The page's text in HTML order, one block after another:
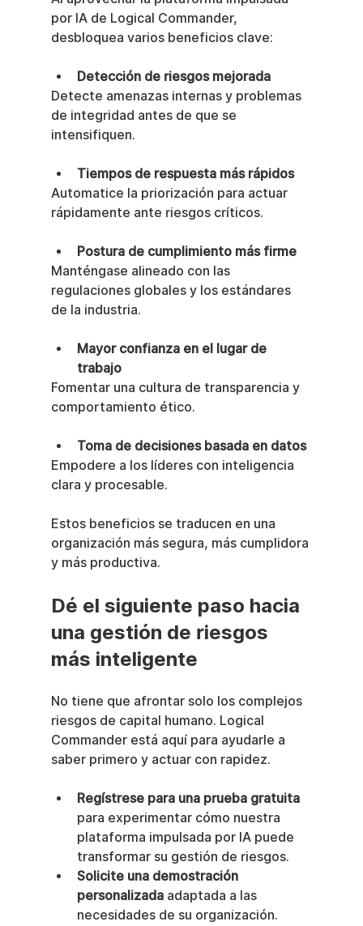
por IA de Logical Commander,
desbloquea varios beneficios clave:
Detección de riesgos mejorada
Detecte amenazas internas y problemas
de integridad antes de que se
intensifiquen.
Tiempos de respuesta más rápidos
Automatice la priorización para actuar
rápidamente ante riesgos críticos.
Postura de cumplimiento más firme
Manténgase alineado con las
regulaciones globales y los estándares
de la industria.
Mayor confianza en el lugar de
trabajo
Fomentar una cultura de transparencia y
comportamiento ético.
Toma de decisiones basada en datos
Empodere a los líderes con inteligencia
clara y procesable.
Estos beneficios se traducen en una
organización más segura, más cumplidora
y más productiva.
Dé el siguiente paso hacia
una gestión de riesgos
más inteligente
No tiene que afrontar solo los complejos
riesgos de capital humano. Logical
Commander está aquí para ayudarle a
saber primero y actuar con rapidez.
Regístrese para una prueba gratuita
para experimentar cómo nuestra
plataforma impulsada por IA puede
transformar su gestión de riesgos.
Solicite una demostración
personalizada adaptada a las
necesidades de su organización.